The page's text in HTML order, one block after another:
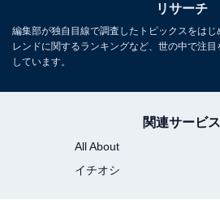
グ！ 同率2位「一宮
は？ 【2025年調査】
リサーチ
編集部が独自目線で調査したトピックスをはじ
レンドに関するランキングなど、世の中で注
しています。
関連サービス
All About
イチオシ